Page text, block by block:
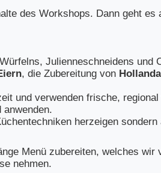
des Workshops. Dann geht es
Julienneschneidens und
, die Zubereitung von
und verwenden frische,
anwenden.
herzeigen
Menü zubereiten, welches
nehmen.